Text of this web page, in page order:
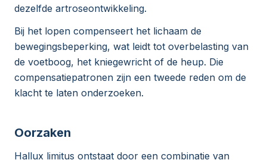
dezelfde artroseontwikkeling.
Bij het lopen compenseert het lichaam de
bewegingsbeperking, wat leidt tot overbelasting van
de voetboog, het kniegewricht of de heup. Die
compensatiepatronen zijn een tweede reden om de
klacht te laten onderzoeken.
Oorzaken
Hallux limitus ontstaat door een combinatie van